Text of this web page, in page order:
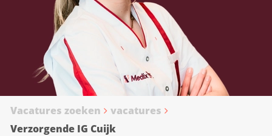
Vacatures zoeken
vacatures
Verzorgende IG Cuijk